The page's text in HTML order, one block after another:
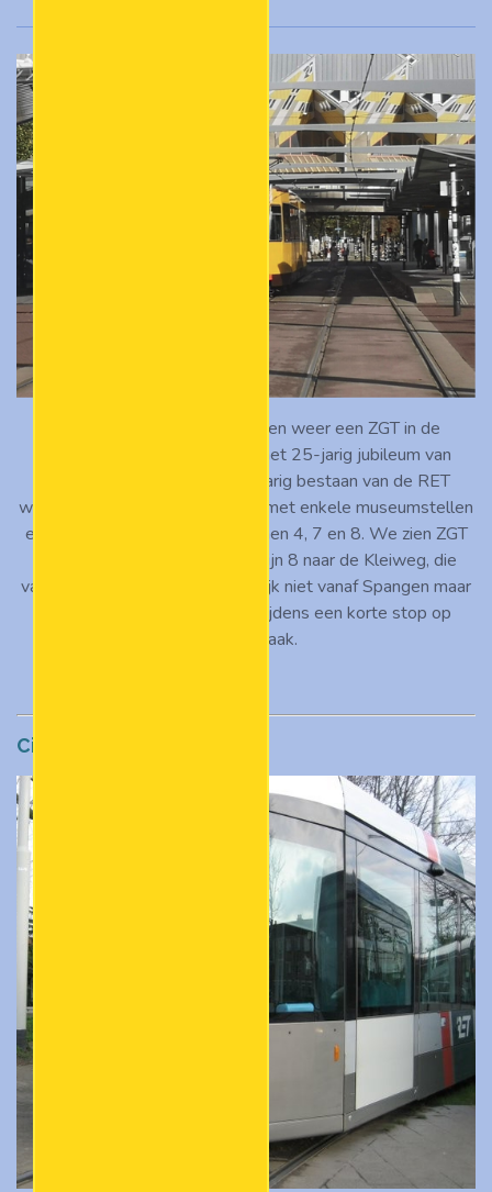
In 2022 was er voor heel even weer een ZGT in de
lijndienst te zien. Ter ere van het 25-jarig jubileum van
Stichting RoMeO én het 95-jarig bestaan van de RET
werden er op 16 oktober 2022 met enkele museumstellen
extra ritten uitgevoerd op de lijnen 4, 7 en 8. We zien ZGT
834 van Stichting RoMeO op lijn 8 naar de Kleiweg, die
vanwege werkzaamheden tijdelijk niet vanaf Spangen maar
vanaf het Oostplein vertrok, tijdens een korte stop op
station Blaak.
Citadis